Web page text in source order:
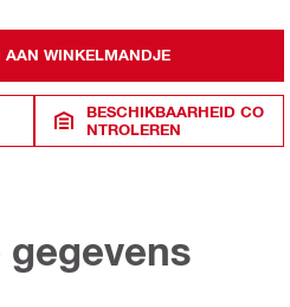
AAN WINKELMANDJE
BESCHIKBAARHEID CO
NTROLEREN
gegevens